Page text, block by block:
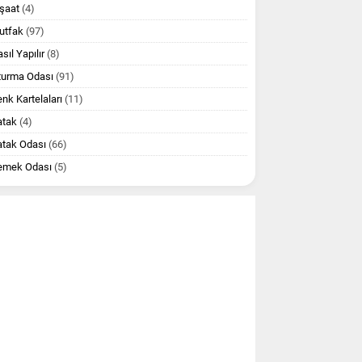
(4)
(97)
Yapılır(8)
Odası(91)
Kartelaları (11)
(4)
Odası (66)
Odası (5)